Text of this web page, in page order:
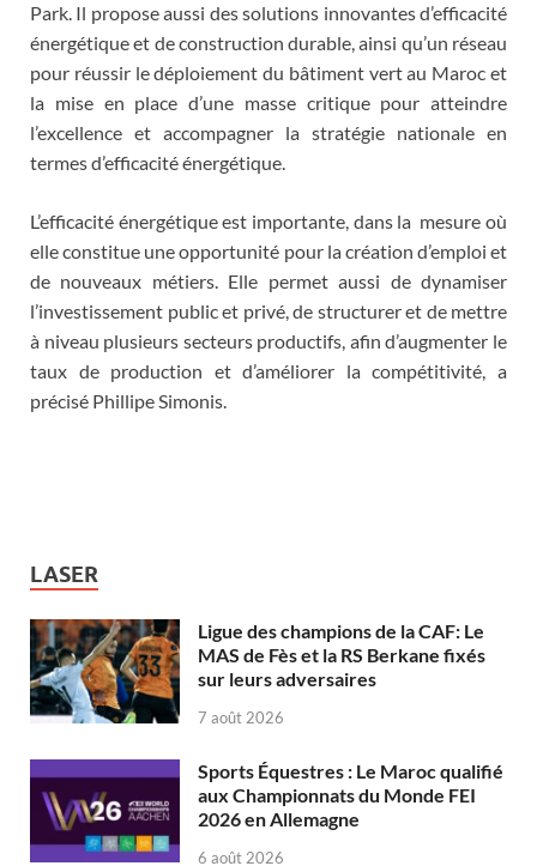
Park. Il propose aussi des solutions innovantes d’efficacité
énergétique et de construction durable, ainsi qu’un réseau
pour réussir le déploiement du bâtiment vert au Maroc et
la mise en place d’une masse critique pour atteindre
l’excellence et accompagner la stratégie nationale en
termes d’efficacité énergétique.
L’efficacité énergétique est importante, dans la mesure où
elle constitue une opportunité pour la création d’emploi et
de nouveaux métiers. Elle permet aussi de dynamiser
l’investissement public et privé, de structurer et de mettre
à niveau plusieurs secteurs productifs, afin d’augmenter le
taux de production et d’améliorer la compétitivité, a
précisé Phillipe Simonis.
LASER
Ligue des champions de la CAF: Le
MAS de Fès et la RS Berkane fixés
sur leurs adversaires
7 août 2026
Sports Équestres : Le Maroc qualifié
aux Championnats du Monde FEI
2026 en Allemagne
6 août 2026